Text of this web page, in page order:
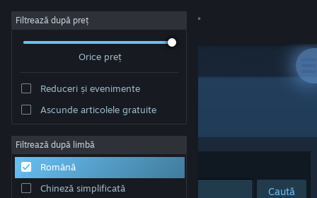
Conectează-te
Despre
Asistență
Filtrează după preț
Orice preț
Reduceri și evenimente
Ascunde articolele gratuite
Filtrează după limbă
Română
Chineză simplificată
Dezvoltator: Lifeformed
Sortează după
Caută